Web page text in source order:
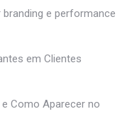
e performance
em Clientes
Como Aparecer no